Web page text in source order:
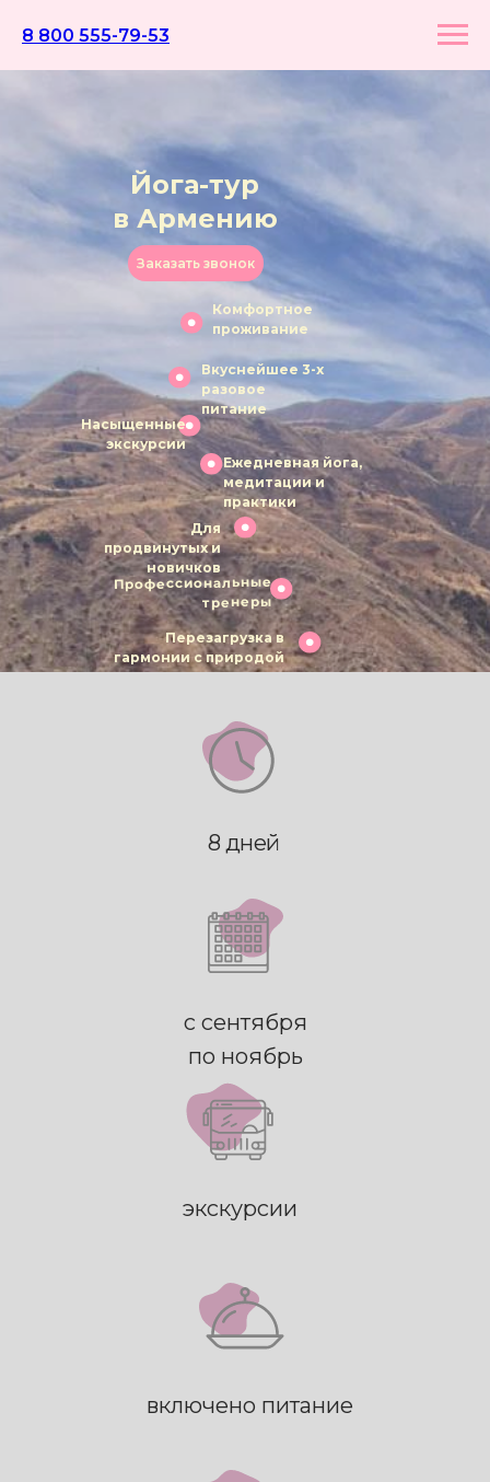
8 800 555-79-53
Йога-тур
в Армению
Комфортное
проживание
Вкуснейшее 3-х
разовое
питание
Насыщенные
экскурсии
Профессиональные
тренеры
Ежедневная йога,
медитации и
практики
Для
продвинутых и
новичков
Перезагрузка в
гармонии с природой
Заказать звонок
экскурсии
включено питание
8 дней
с сентября
по ноябрь